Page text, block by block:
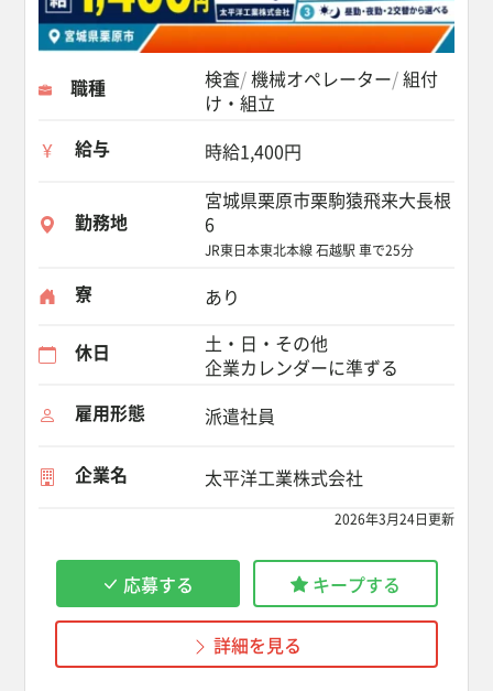
職種 検査 機械オペレーター 組付
け・組立
給与
時給1,400円
勤務地
宮城県栗原市栗駒猿飛来大長根
6
JR東日本東北本線 石越駅 車で25分
寮 あり
休日
土・日・その他
企業カレンダーに準ずる
雇用形態
派遣社員
企業名 太平洋工業株式会社
2026年3月24日更新
応募する キープする
詳細を見る